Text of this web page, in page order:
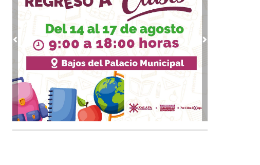
El quinto partido
Jul 02, 2026 / 09:16
Llegar a los 74
Jul 01, 2026 / 09:33
Las piernas nacionales se han cubierto de gloria
Jun 30, 2026 / 09:28
El quinto juego
Jun 25, 2026 / 10:31
Una de cal: México va bien en el Mundial
Jun 24, 2026 / 09:53
Previous Next